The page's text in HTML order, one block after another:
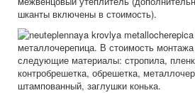
шканты включены в стоимость).
металлочерепица. В стоимость
следующие материалы: стропила,
контробрешетка, обрешетка,
штампованный, заглушки конька.